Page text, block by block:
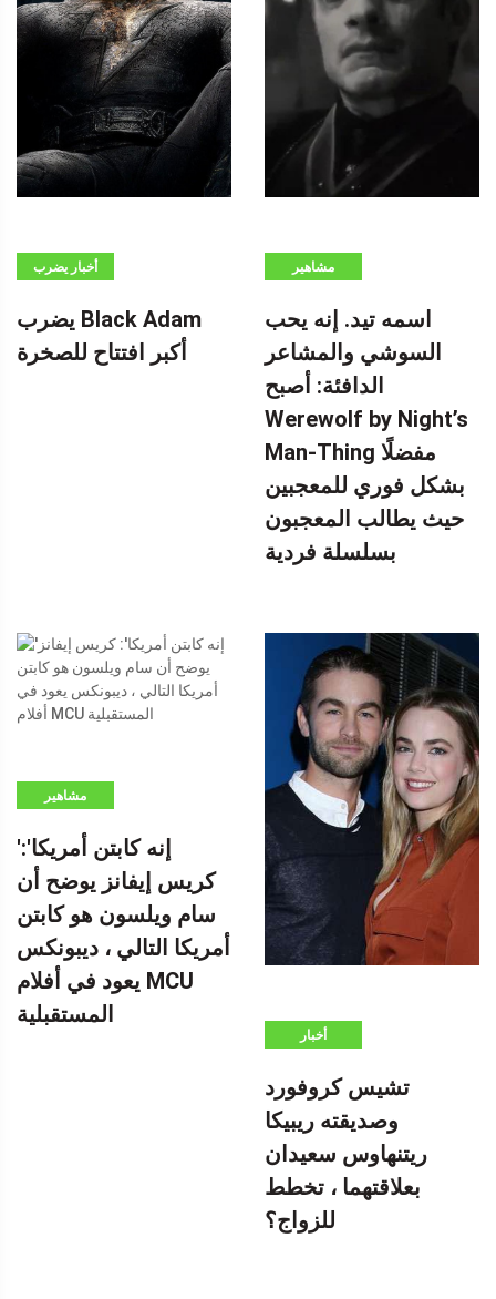
أخبار يضرب
أكبر افتتاح
للصخرة -إعلان-
يضرب Black Adam
أكبر افتتاح للصخرة
مشاهير
اسمه تيد. إنه يحب
السوشي والمشاعر
الدافئة: أصبح
Werewolf by Night’s
Man-Thing مفضلًا
بشكل فوري للمعجبين
حيث يطالب المعجبون
بسلسلة فردية
مشاهير
'إنه كابتن أمريكا':
كريس إيفانز يوضح أن
سام ويلسون هو كابتن
أمريكا التالي ، ديبونكس
يعود في أفلام MCU
المستقبلية
أخبار
تشيس كروفورد
وصديقته ريبيكا
ريتنهاوس سعيدان
بعلاقتهما ، تخطط
للزواج؟